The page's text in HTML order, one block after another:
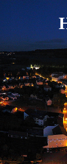
Skip
to
content